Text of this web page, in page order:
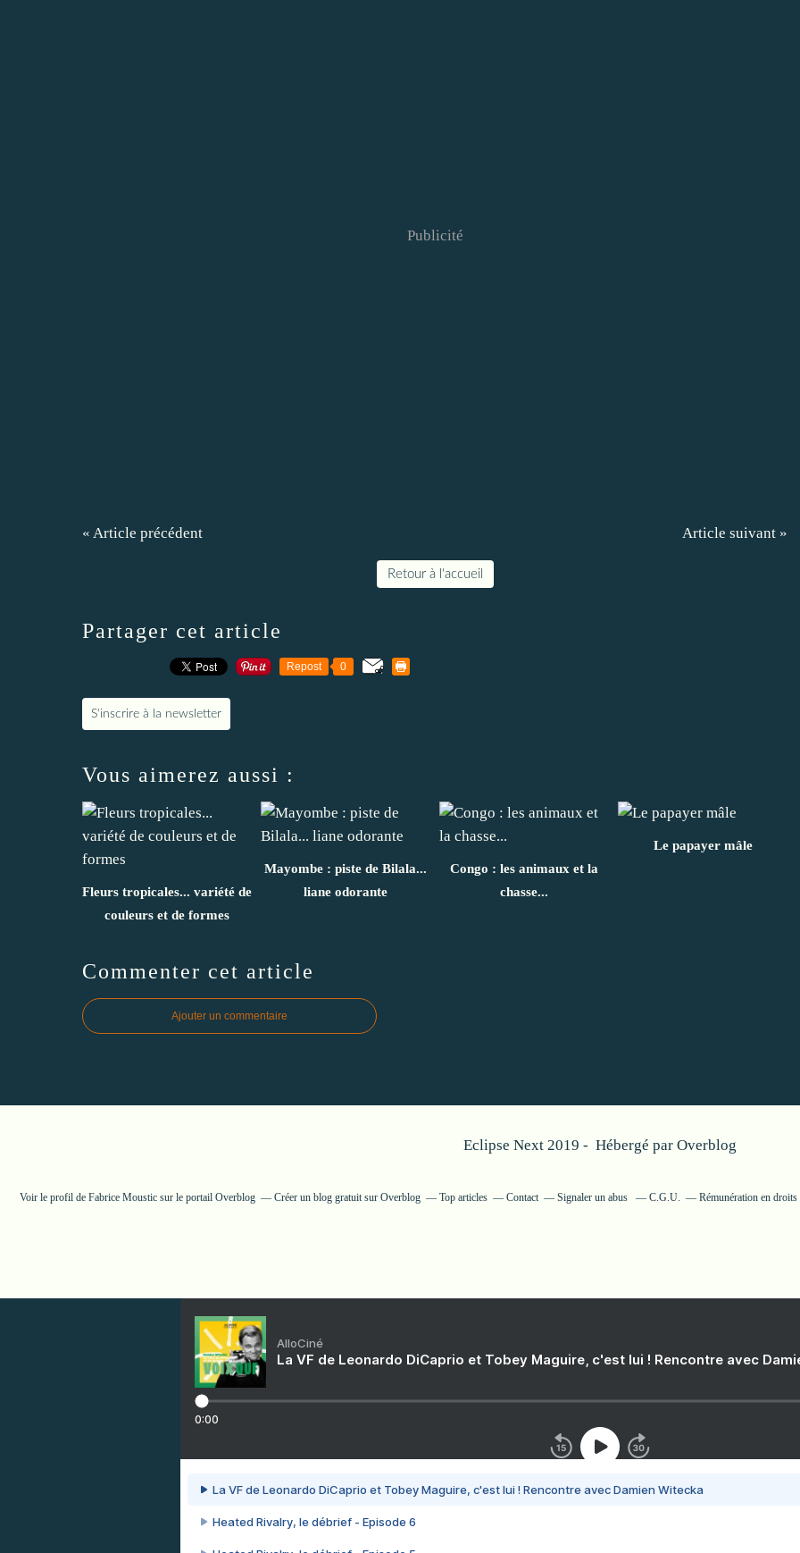
Publicité
« Article précédent Article suivant »
Retour à l'accueil
Partager cet article
Repost 0
S'inscrire à la newsletter
Vous aimerez aussi :
Fleurs tropicales... variété de
couleurs et de formes
Mayombe : piste de Bilala...
liane odorante
Congo : les animaux et la
chasse...
Le papayer mâle
Commenter cet article
Ajouter un commentaire
Eclipse Next 2019 - Hébergé par Overblog
Voir le profil de Fabrice Moustic sur le portail Overblog Créer un blog gratuit sur Overblog Top articles Contact Signaler un abus C.G.U. Rémunération en droits
AlloCiné
La VF de Leonardo DiCaprio et Tobey Maguire, c'est lui ! Rencontre avec
0:00
La VF de Leonardo DiCaprio et Tobey Maguire, c'est lui ! Rencontre avec Damien Witecka
Heated Rivalry, le débrief - Episode 6